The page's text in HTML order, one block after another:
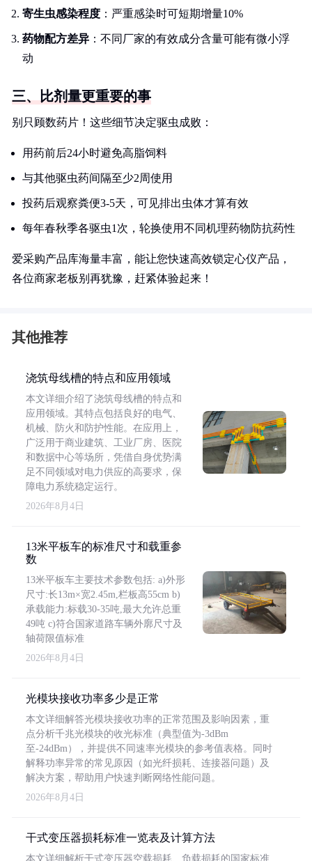
寄生虫感染程度 ：严重感染时可短期增量10%
药物配方差异 ：不同厂家的有效成分含量可能有微小浮
动
三、比剂量更重要的事
别只顾数药片！这些细节决定驱虫成败：
用药前后24小时避免高脂饲料
与其他驱虫药间隔至少2周使用
投药后观察粪便3-5天，可见排出虫体才算有效
每年春秋季各驱虫1次，轮换使用不同机理药物防抗药性
爱采购产品库海量丰富，能让您快速高效锁定心仪产品，
各位商家老板别再犹豫，赶紧体验起来！
其他推荐
浇筑母线槽的特点和应用领域
本文详细介绍了浇筑母线槽的特点和
应用领域。其特点包括良好的电气、
机械、防火和防护性能。在应用上，
广泛用于商业建筑、工业厂房、医院
和数据中心等场所，凭借自身优势满
足不同领域对电力供应的高要求，保
障电力系统稳定运行。
2026年8月4日
13米平板车的标准尺寸和载重参
数
13米平板车主要技术参数包括: a)外形
尺寸:长13m×宽2.45m,栏板高55cm b)
承载能力:标载30-35吨,最大允许总重
49吨 c)符合国家道路车辆外廓尺寸及
轴荷限值标准
2026年8月4日
光模块接收功率多少是正常
本文详细解答光模块接收功率的正常范围及影响因素，重
点分析千兆光模块的收光标准（典型值为-3dBm
至-24dBm），并提供不同速率光模块的参考值表格。同时
解释功率异常的常见原因（如光纤损耗、连接器问题）及
解决方案，帮助用户快速判断网络性能问题。
2026年8月4日
干式变压器损耗标准一览表及计算方法
本文详细解析干式变压器空载损耗、负载损耗的国家标准